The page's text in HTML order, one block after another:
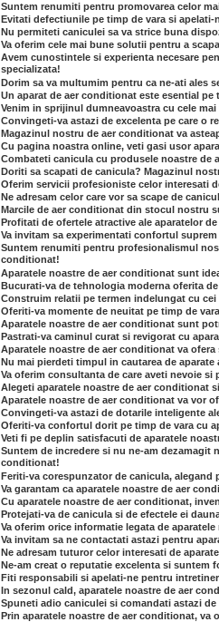
Suntem renumiti pentru promovarea celor
Evitati defectiunile pe timp de vara si
Nu permiteti caniculei sa va strice buna
Va oferim cele mai bune solutii pentru a
Avem cunostintele si experienta necesare
specializata!
Dorim sa va multumim pentru ca ne-ati ales
Un aparat de aer conditionat este esential
Venim in sprijinul dumneavoastra cu cele
Convingeti-va astazi de excelenta pe care o
Magazinul nostru de aer conditionat va
Cu pagina noastra online, veti gasi usor
Combateti canicula cu produsele noastre de
Doriti sa scapati de canicula? Magazinul
Oferim servicii profesioniste celor interesati
Ne adresam celor care vor sa scape de
Marcile de aer conditionat din stocul nostru
Profitati de ofertele atractive ale aparatelor
Va invitam sa experimentati confortul
Suntem renumiti pentru profesionalismul
conditionat!
Aparatele noastre de aer conditionat sunt
Bucurati-va de tehnologia moderna oferita
Construim relatii pe termen indelungat cu
Oferiti-va momente de neuitat pe timp de
Aparatele noastre de aer conditionat sunt
Pastrati-va caminul curat si revigorat cu
Aparatele noastre de aer conditionat va
Nu mai pierdeti timpul in cautarea de
Va oferim consultanta de care aveti nevoie
Alegeti aparatele noastre de aer conditionat
Aparatele noastre de aer conditionat va vor
Convingeti-va astazi de dotarile inteligente
Oferiti-va confortul dorit pe timp de vara cu
Veti fi pe deplin satisfacuti de aparatele
Suntem de incredere si nu ne-am dezamagit
conditionat!
Feriti-va corespunzator de canicula,
Va garantam ca aparatele noastre de aer
Cu aparatele noastre de aer conditionat,
Protejati-va de canicula si de efectele ei
Va oferim orice informatie legata de
Va invitam sa ne contactati astazi pentru
Ne adresam tuturor celor interesati de
Ne-am creat o reputatie excelenta si suntem
Fiti responsabili si apelati-ne pentru
In sezonul cald, aparatele noastre de aer
Spuneti adio caniculei si comandati astazi
Prin aparatele noastre de aer conditionat, va